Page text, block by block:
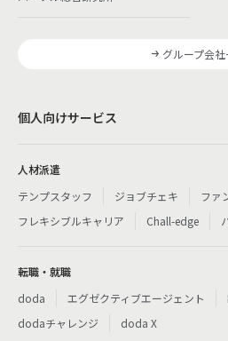
グループ会
個人向けサービス
人材派遣
テンプスタッフ
ジョブチェキ
ファ
フレキシブルキャリア
Chall-edge
転職・就職
doda
エグゼクティブエージェント
dodaチャレンジ
doda X